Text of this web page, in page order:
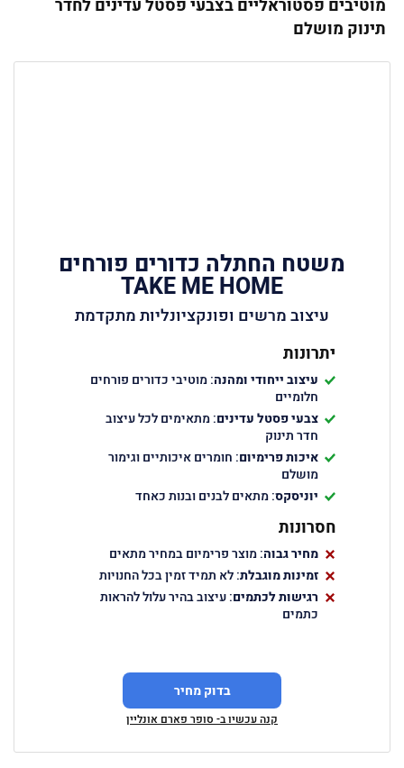
מוטיבים פסטוראליים בצבעי פסטל עדינים לחדר
תינוק מושלם
משטח החתלה כדורים פורחים
TAKE ME HOME
עיצוב מרשים ופונקציונליות מתקדמת
יתרונות
עיצוב ייחודי ומהנה: מוטיבי כדורים פורחים
חלומיים
צבעי פסטל עדינים: מתאימים לכל עיצוב
חדר תינוק
איכות פרימיום: חומרים איכותיים וגימור
מושלם
יוניסקס: מתאים לבנים ובנות כאחד
חסרונות
מחיר גבוה: מוצר פרימיום במחיר מתאים
זמינות מוגבלת: לא תמיד זמין בכל החנויות
רגישות לכתמים: עיצוב בהיר עלול להראות
כתמים
בדוק מחיר
קנה עכשיו ב- סופר פארם אונליין